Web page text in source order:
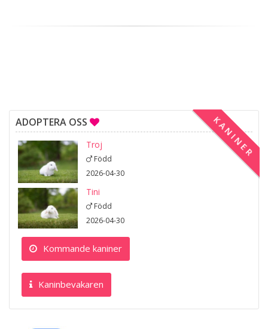
KANINER
ADOPTERA OSS
Troj
Född
2026-04-30
Tini
Född
2026-04-30
Kommande kaniner
Kaninbevakaren